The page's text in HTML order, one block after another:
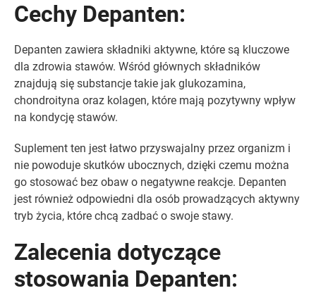
Cechy Depanten:
Depanten zawiera składniki aktywne, które są kluczowe
dla zdrowia stawów. Wśród głównych składników
znajdują się substancje takie jak glukozamina,
chondroityna oraz kolagen, które mają pozytywny wpływ
na kondycję stawów.
Suplement ten jest łatwo przyswajalny przez organizm i
nie powoduje skutków ubocznych, dzięki czemu można
go stosować bez obaw o negatywne reakcje. Depanten
jest również odpowiedni dla osób prowadzących aktywny
tryb życia, które chcą zadbać o swoje stawy.
Zalecenia dotyczące
stosowania Depanten: